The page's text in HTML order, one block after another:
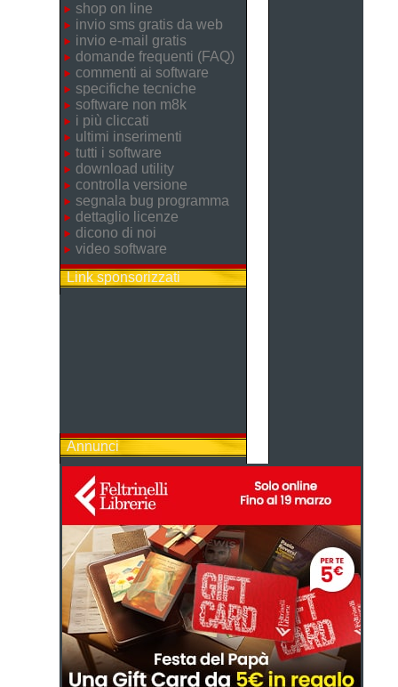
shop on line
invio sms gratis da web
invio e-mail gratis
domande frequenti (FAQ)
commenti ai software
specifiche tecniche
software non m8k
i più cliccati
ultimi inserimenti
tutti i software
download utility
controlla versione
segnala bug programma
dettaglio licenze
dicono di noi
video software
Link sponsorizzati
Annunci